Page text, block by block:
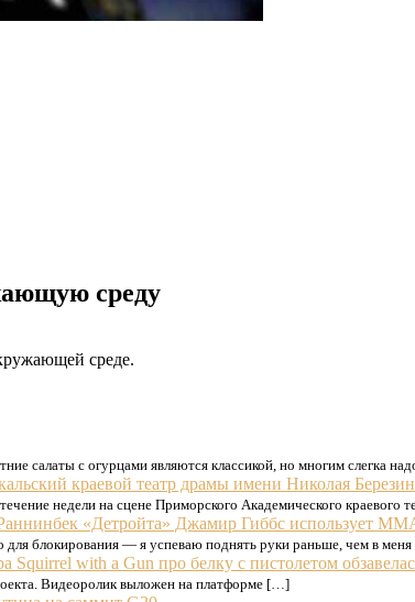
среду
среде.
салаты с огурцами являются классикой, но многим слегка
краевой театр драмы имени Николая
недели на сцене Приморского Академического краевого
«Детройта» Джамир Гиббс использует
блокирования — я успеваю поднять руки раньше, чем в
Squirrel with a Gun про белку с пистолетом
Видеоролик выложен на платформе […]